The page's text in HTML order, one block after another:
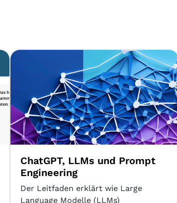
ChatGPT, LLMs und Prompt
Engineering
Der Leitfaden erklärt wie Large
Language Modelle (LLMs)